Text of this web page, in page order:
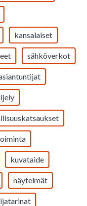
kansalaiset
sähköverkot
kuvataide
näytelmät